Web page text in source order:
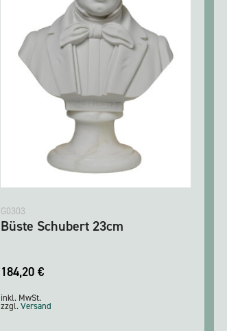
G0303
Büste Schubert 23cm
184,20 €
inkl. MwSt.
zzgl.Versand